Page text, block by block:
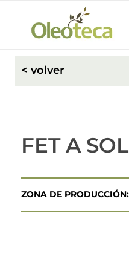
< volver
FET A
ZONA DE PRODUCCIÓN: